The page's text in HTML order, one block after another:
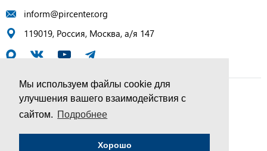
Мы используем файлы cookie для
улучшения вашего взаимодействия с
сайтом. Подробнее
Хорошо
inform@pircenter.org
119019, Россия, Москва, а/я 147
© ПИР-Центр, 1994–2025 | Все права защищены
Соглашение об обработке персональных данных